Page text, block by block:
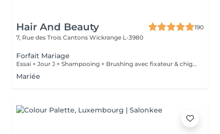
Hair And Beauty
190
7, Rue des Trois Cantons Wickrange L-3980
Forfait Mariage
Essai + Jour J + Shampooing + Brushing avec fixateur & chignon
Mariée